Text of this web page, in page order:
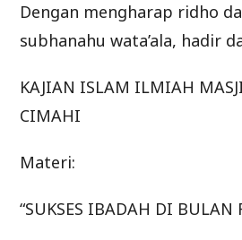
Dengan mengharap ridho
subhanahu wata’ala, hadir
KAJIAN ISLAM ILMIAH
CIMAHI
Materi:
“SUKSES IBADAH DI BULAN